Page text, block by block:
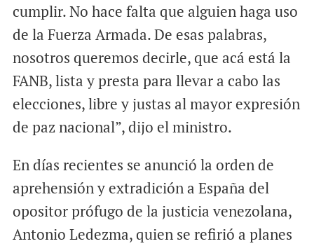
cumplir. No hace falta que alguien haga uso
de la Fuerza Armada. De esas palabras,
nosotros queremos decirle, que acá está la
FANB, lista y presta para llevar a cabo las
elecciones, libre y justas al mayor expresión
de paz nacional”, dijo el ministro.
En días recientes se anunció la orden de
aprehensión y extradición a España del
opositor prófugo de la justicia venezolana,
Antonio Ledezma, quien se refirió a planes